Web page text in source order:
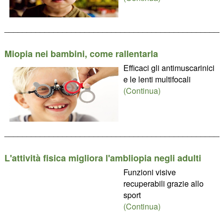
Miopia nei bambini, come rallentarla
Efficaci gli antimuscarinici
e le lenti multifocali
(Continua)
L'attività fisica migliora l'ambliopia negli adulti
Funzioni visive
recuperabili grazie allo
sport
(Continua)